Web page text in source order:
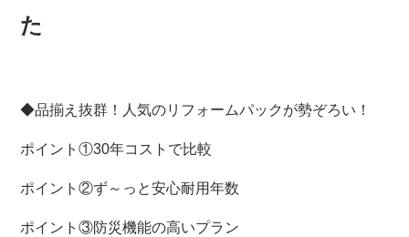
た
◆品揃え抜群！人気のリフォームパックが勢ぞろい！
ポイント①30年コストで比較
ポイント②ず～っと安心耐用年数
ポイント③防災機能の高いプラン